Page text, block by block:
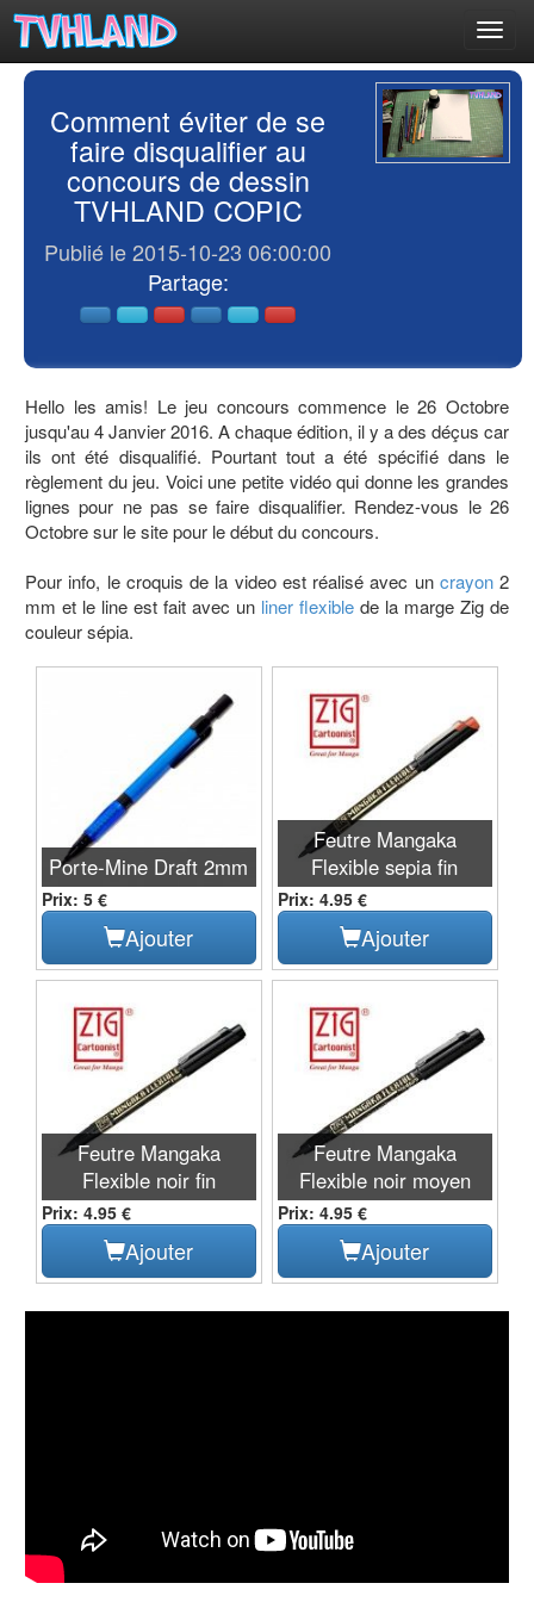
Comment éviter de se
faire disqualifier au
concours de dessin
TVHLAND COPIC
Publié le 2015-10-23 06:00:00
Partage:
Hello les amis! Le jeu concours commence le 26 Octobre
jusqu'au 4 Janvier 2016. A chaque édition, il y a des déçus car
ils ont été disqualifié. Pourtant tout a été spécifié dans le
règlement du jeu. Voici une petite vidéo qui donne les grandes
lignes pour ne pas se faire disqualifier. Rendez-vous le 26
Octobre sur le site pour le début du concours.
Pour info, le croquis de la video est réalisé avec un crayon2
mm et le line est fait avec un liner flexible de la marge Zig de
couleur sépia.
Porte-Mine Draft 2mm
Prix: 5 €
Ajouter
Feutre Mangaka
Flexible sepia fin
Prix: 4.95 €
Ajouter
Feutre Mangaka
Flexible noir fin
Prix: 4.95 €
Ajouter
Feutre Mangaka
Flexible noir moyen
Prix: 4.95 €
Ajouter